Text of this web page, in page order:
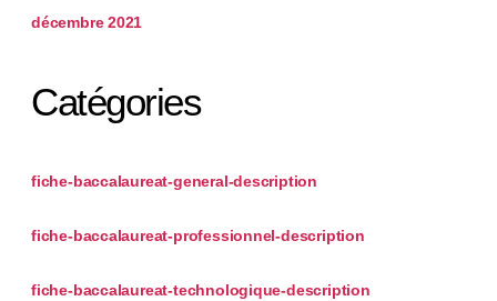
décembre 2021
Catégories
fiche-baccalaureat-general-description
fiche-baccalaureat-professionnel-description
fiche-baccalaureat-technologique-description